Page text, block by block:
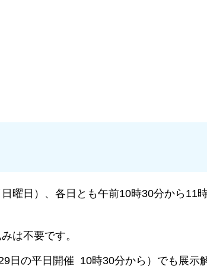
曜日）、各日とも午前10時30分から11
は不要です。
日の平日開催 10時30分から）でも展示